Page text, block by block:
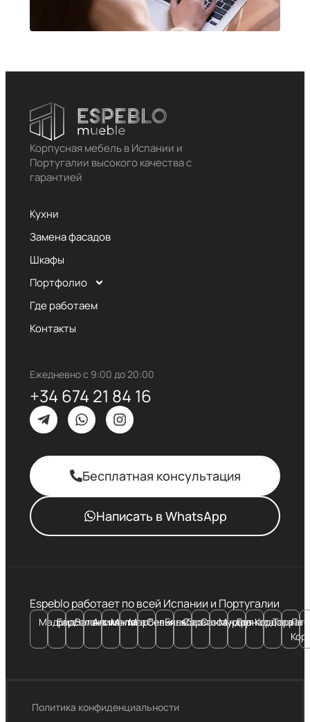
Корпусная мебель в Испании и
Португалии высокого качества с
гарантией
Кухни
Замена фасадов
Шкафы
Портфолио
Где работаем
Контакты
Ежедневно с 9:00 до 20:00
+34 674 21 84 16
Бесплатная консультация
Написать в WhatsApp
Espeblo работает по всей Испании и Португалии
МадридБарселона
Валенсия
Аликанте
МалагаМарбелья
Севилья
Бильбао
Сарагоса
Сантандер
МурсияГранадаКордоваЛа-
Политика конфиденциальности